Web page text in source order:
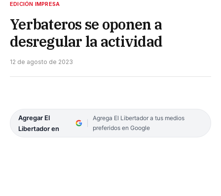
EDICIÓN IMPRESA
Yerbateros se oponen a
desregular la actividad
12 de agosto de 2023
Agregar El
Libertador en
Agrega El Libertador a tus medios
preferidos en Google